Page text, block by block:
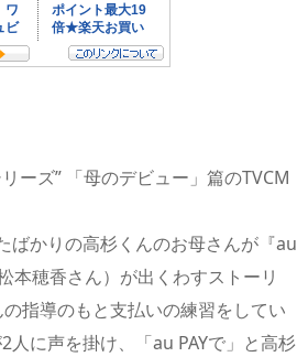
ーズ” 「母のデビュー」篇のTVCM
ばかりの高杉くんのお母さんが『au
本穂香さん）が出くわすストーリ
指導のもと支払いの練習をしてい
に声を掛け、「au PAYで」と高杉